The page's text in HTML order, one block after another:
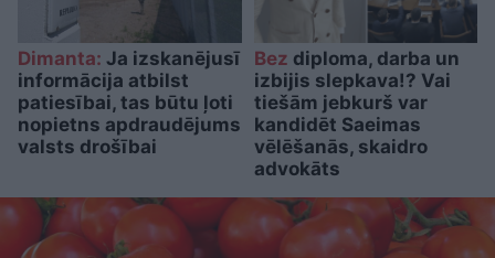
Dimanta: Ja izskanējusī
informācija atbilst
patiesībai, tas būtu ļoti
nopietns apdraudējums
valsts drošībai
Bez diploma, darba un
izbijis slepkava!? Vai
tiešām jebkurš var
kandidēt Saeimas
vēlēšanās, skaidro
advokāts